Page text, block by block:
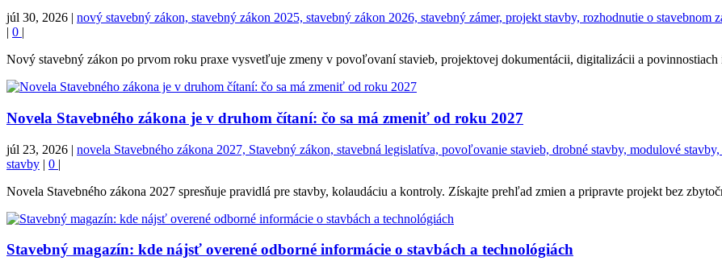
júl 30, 2026 | nový stavebný zákon, stavebný zákon 2025, stavebný zákon 2026, stavebný zámer, projekt stavby, rozhodnutie o stavebnom
| 0 |
Nový stavebný zákon po prvom roku praxe vysvetľuje zmeny v povoľovaní stavieb, projektovej dokumentácii, digitalizácii a
Novela Stavebného zákona je v druhom čítaní: čo sa má zmeniť od roku 2027
júl 23, 2026 | novela Stavebného zákona 2027, Stavebný zákon, stavebná legislatíva, povoľovanie stavieb, drobné stavby, modulové
stavby | 0 |
Novela Stavebného zákona 2027 spresňuje pravidlá pre stavby, kolaudáciu a kontroly. Získajte prehľad zmien a pripravte projekt bez
Stavebný magazín: kde nájsť overené odborné informácie o stavbách a technológiách